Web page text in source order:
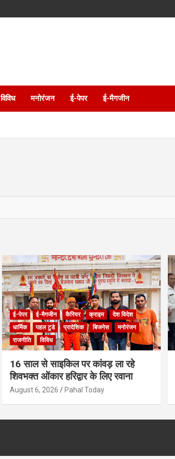
विविध मनोरंजन ई-पेपर ई-मैगजीन
ई-पेपर ई-मैगजीन कैरियर क्राइम
देश विदेश
धार्मिक
पहल टुडे प्रादेशिक बिजनेस
मनोरंजन
राजनीति
विविध
16 साल से साइकिल पर कांवड़ ला रहे
शिवभक्त ओंकार हरिद्वार के लिए रवाना
August 6, 2026 Pahal Today